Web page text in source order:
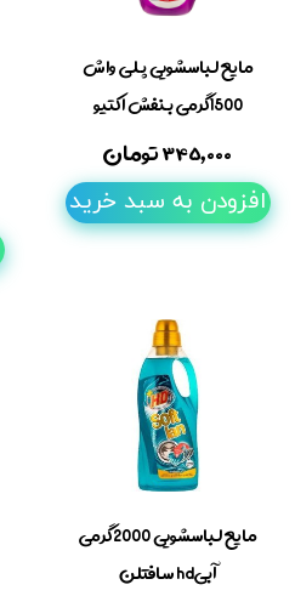
مایع لباسشویی پلی واش
1500گرمی بنفش اکتیو
۳۴۵,۰۰۰ تومان
افزودن به سبد خرید
مایع لباسشویی 2000گرمی
آبیhd سافتلن